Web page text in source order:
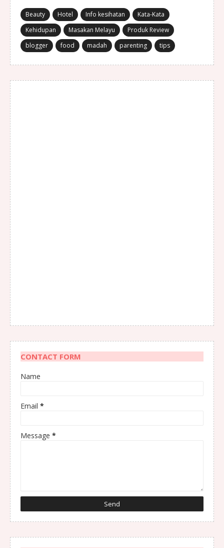
Beauty Hotel Info kesihatan
Kata-Kata
Kehidupan
Masakan Melayu
Produk Review
blogger
food madah parenting tips
CONTACT FORM
Name
Email *
Message *